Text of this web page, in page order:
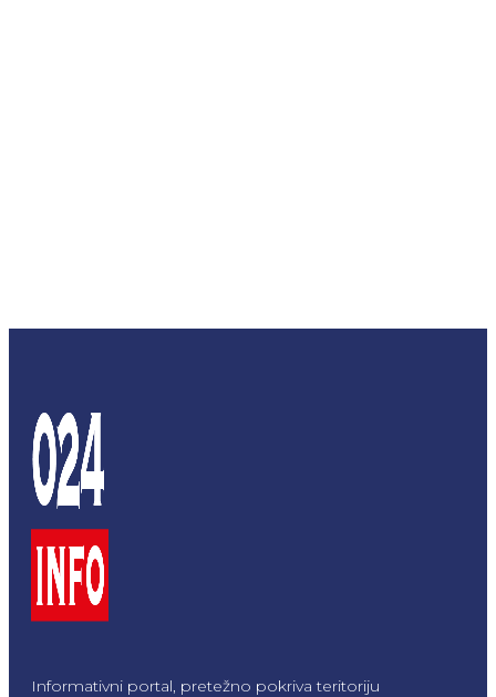
Informativni portal, pretežno pokriva teritoriju